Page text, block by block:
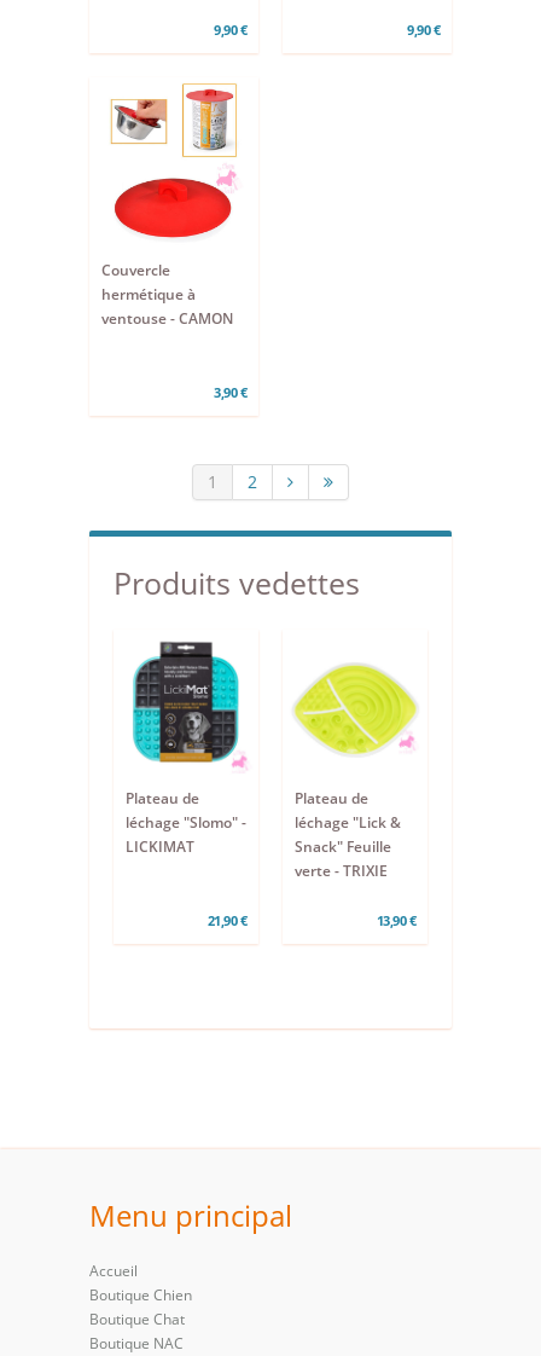
9,90 € 9,90 €
Couvercle
hermétique à
ventouse - CAMON
3,90 €
1 2
Produits vedettes
Plateau de
léchage "Slomo" -
LICKIMAT
21,90 €
Plateau de
léchage "Lick &
Snack" Feuille
verte - TRIXIE
13,90 €
Menu principal
Accueil
Boutique Chien
Boutique Chat
Boutique NAC